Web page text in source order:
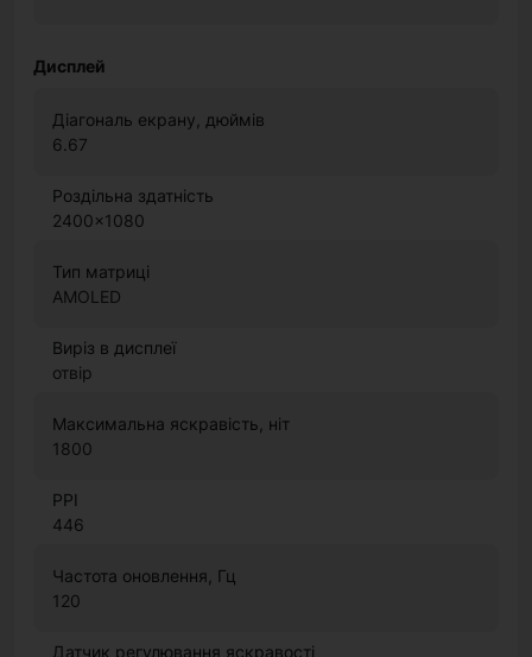
Дисплей
Діагональ екрану, дюймів
6.67
Роздільна здатність
2400x1080
Тип матриці
AMOLED
Виріз в дисплеї
отвір
Максимальна яскравість, ніт
1800
PPI
446
Частота оновлення, Гц
120
Датчик регулювання яскравості